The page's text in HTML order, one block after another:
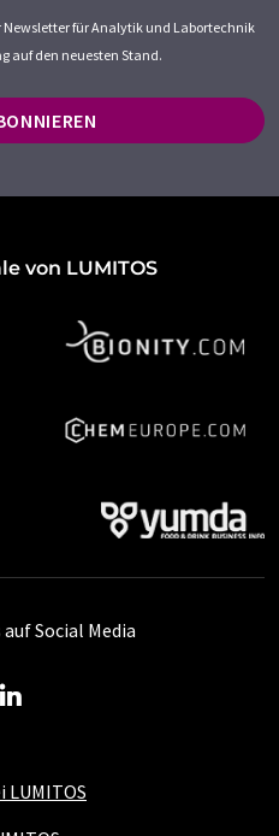
Newsletter für Analytik und Labortechnik
auf den neuesten Stand.
von LUMITOS
LUMITOS
Social Media